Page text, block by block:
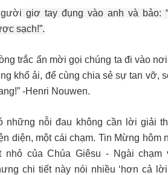
giơ tay đụng vào anh và bảo:
sạch!”.
trắc ẩn mời gọi chúng ta đi vào
khổ ải, để cùng chia sẻ sự tan vỡ,
” -Henri Nouwen.
những nỗi đau không cần lời giải
diện, một cái chạm. Tin Mừng hôm
nhỏ của Chúa Giêsu -Ngài chạm
chi tiết này nói nhiều ‘hơn cả